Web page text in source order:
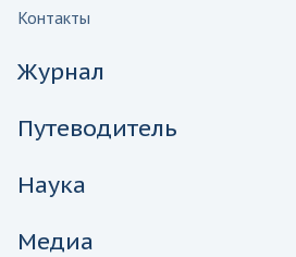
Контакты
Журнал
Путеводитель
Наука
Медиа